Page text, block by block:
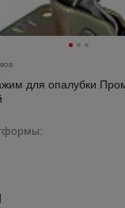
для опалубки